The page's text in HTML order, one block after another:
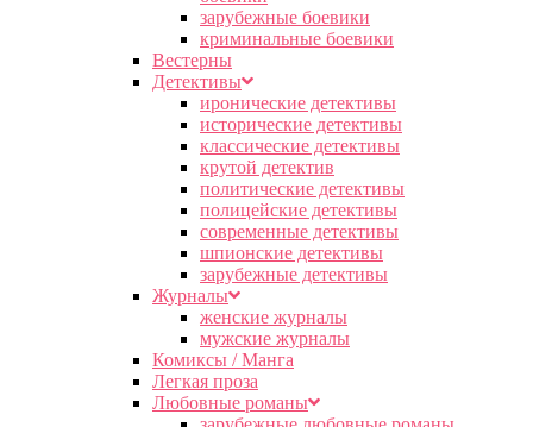
зарубежные боевики
криминальные боевики
Вестерны
Детективы
иронические детективы
исторические детективы
классические детективы
крутой детектив
политические детективы
полицейские детективы
современные детективы
шпионские детективы
зарубежные детективы
Журналы
женские журналы
мужские журналы
Комиксы / Манга
Легкая проза
Любовные романы